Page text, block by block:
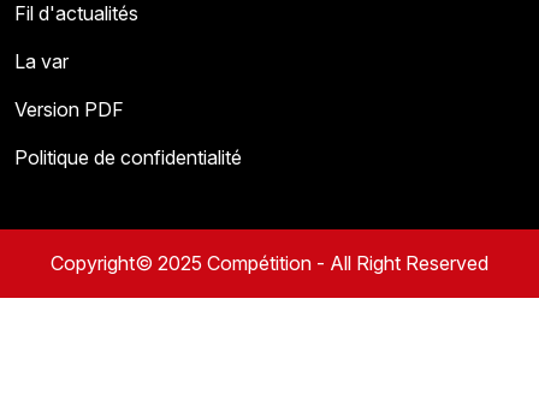
Fil d'actualités
La var
Version PDF
Politique de confidentialité
Copyright© 2025 Compétition - All Right Reserved